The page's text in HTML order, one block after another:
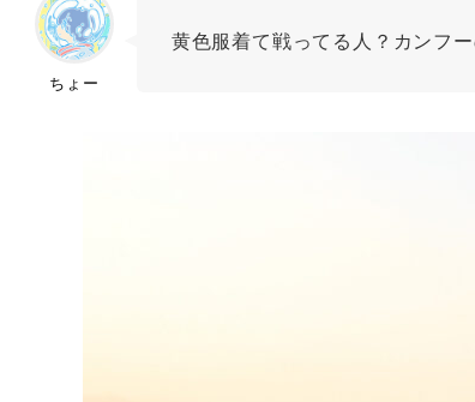
ちょー
黄色服着て戦ってる人？カンフー